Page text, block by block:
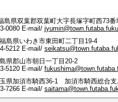
県双葉郡双葉町大字長塚字町西73番
0080 E-mail/
県いわき市東田町二丁目19-4
5212 E-mail/
県郡山市朝日一丁目20-2
5120 E-mail/
県加須市騎西36-1 加須市騎西総合支
7266 E-mail/